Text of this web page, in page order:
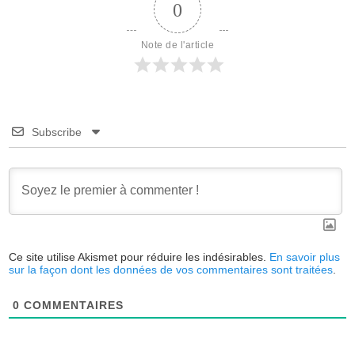
0
Note de l'article
Subscribe
Ce site utilise Akismet pour réduire les indésirables. En savoir plus
sur la façon dont les données de vos commentaires sont traitées
0 COMMENTAIRES